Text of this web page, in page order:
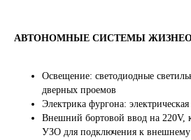
АВТОНОМНЫЕ СИСТЕМЫ
Освещение: светодиодные
дверных проемов
Электрика фургона:
Внешний бортовой ввод на 220V,
УЗО для подключения к внешнему
ДРУГОЙ СПЕЦТРАНСПОРТ